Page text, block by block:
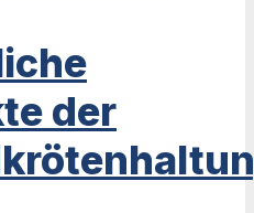
der